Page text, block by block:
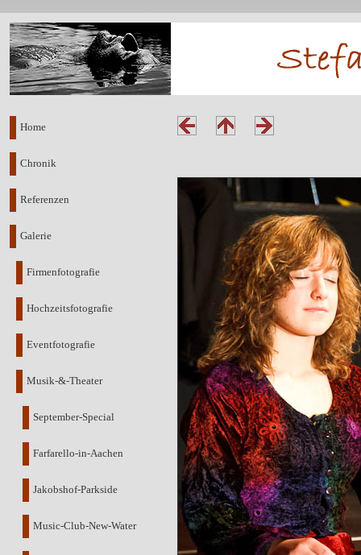
Home
Chronik
Referenzen
Galerie
Firmenfotografie
Hochzeitsfotografie
Eventfotografie
Musik-&-Theater
September-Special
Farfarello-in-Aachen
Jakobshof-Parkside
Music-Club-New-Water